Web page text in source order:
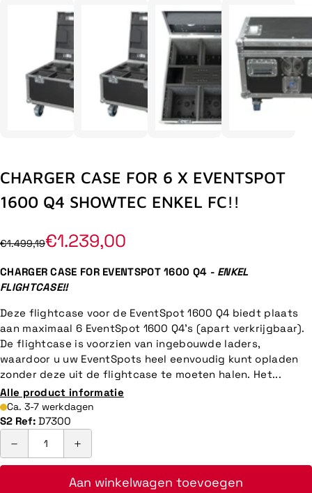
CHARGER CASE FOR 6 X EVENTSPOT
1600 Q4 SHOWTEC ENKEL FC!!
€1.499,19€1.239,00
CHARGER CASE FOR EVENTSPOT 1600 Q4 - ENKEL
FLIGHTCASE!!
Deze flightcase voor de EventSpot 1600 Q4 biedt plaats
aan maximaal 6 EventSpot 1600 Q4's (apart verkrijgbaar).
De flightcase is voorzien van ingebouwde laders,
waardoor u uw EventSpots heel eenvoudig kunt opladen
zonder deze uit de flightcase te moeten halen. Het...
Alle product informatie
Ca. 3-7 werkdagen
S2 Ref: D7300
Aan winkelwagen toevoegen